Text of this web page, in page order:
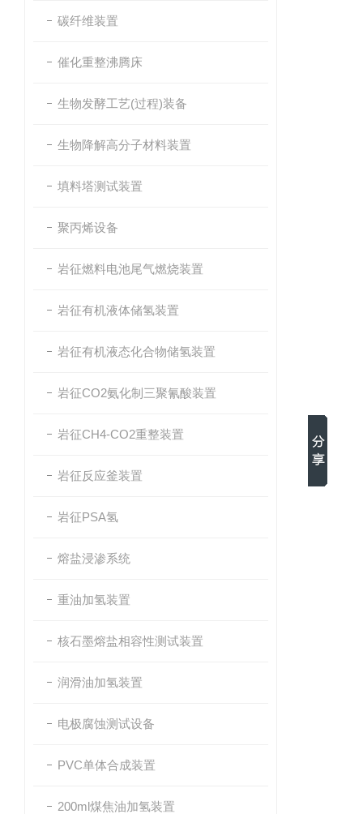
碳纤维装置
催化重整沸腾床
生物发酵工艺(过程)装备
生物降解高分子材料装置
填料塔测试装置
聚丙烯设备
岩征燃料电池尾气燃烧装置
岩征有机液体储氢装置
岩征有机液态化合物储氢装置
岩征CO2氨化制三聚氰酸装置
岩征CH4-CO2重整装置
岩征反应釜装置
岩征PSA氢
熔盐浸渗系统
重油加氢装置
核石墨熔盐相容性测试装置
润滑油加氢装置
电极腐蚀测试设备
PVC单体合成装置
200ml煤焦油加氢装置